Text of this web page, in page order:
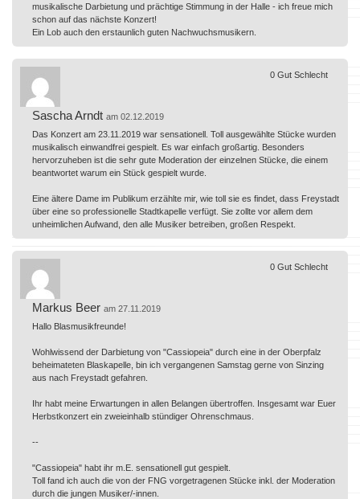
musikalische Darbietung und prächtige Stimmung in der Halle - ich freue mich
schon auf das nächste Konzert!
Ein Lob auch den erstaunlich guten Nachwuchsmusikern.
Sascha Arndt am 02.12.2019
Das Konzert am 23.11.2019 war sensationell. Toll ausgewählte Stücke wurden
musikalisch einwandfrei gespielt. Es war einfach großartig. Besonders
hervorzuheben ist die sehr gute Moderation der einzelnen Stücke, die einem
beantwortet warum ein Stück gespielt wurde.
Eine ältere Dame im Publikum erzählte mir, wie toll sie es findet, dass Freystadt
über eine so professionelle Stadtkapelle verfügt. Sie zollte vor allem dem
unheimlichen Aufwand, den alle Musiker betreiben, großen Respekt.
0 Gut Schlecht
Markus Beer am 27.11.2019
Hallo Blasmusikfreunde!
Wohlwissend der Darbietung von "Cassiopeia" durch eine in der Oberpfalz
beheimateten Blaskapelle, bin ich vergangenen Samstag gerne von Sinzing
aus nach Freystadt gefahren.
Ihr habt meine Erwartungen in allen Belangen übertroffen. Insgesamt war Euer
Herbstkonzert ein zweieinhalb stündiger Ohrenschmaus.
--
"Cassiopeia" habt ihr m.E. sensationell gut gespielt.
Toll fand ich auch die von der FNG vorgetragenen Stücke inkl. der Moderation
durch die jungen Musiker/-innen.
0 Gut Schlecht